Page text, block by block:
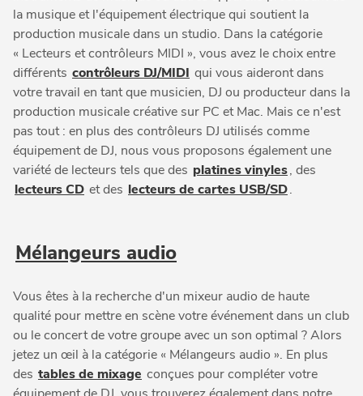
la musique et l'équipement électrique qui soutient la
production musicale dans un studio. Dans la catégorie
« Lecteurs et contrôleurs MIDI », vous avez le choix entre
différents contrôleurs DJ/MIDI qui vous aideront dans
votre travail en tant que musicien, DJ ou producteur dans la
production musicale créative sur PC et Mac. Mais ce n'est
pas tout : en plus des contrôleurs DJ utilisés comme
équipement de DJ, nous vous proposons également une
variété de lecteurs tels que des platines vinyles, des
lecteurs CD et des lecteurs de cartes USB/SD.
Mélangeurs audio
Vous êtes à la recherche d'un mixeur audio de haute
qualité pour mettre en scène votre événement dans un club
ou le concert de votre groupe avec un son optimal ? Alors
jetez un œil à la catégorie « Mélangeurs audio ». En plus
des tables de mixage conçues pour compléter votre